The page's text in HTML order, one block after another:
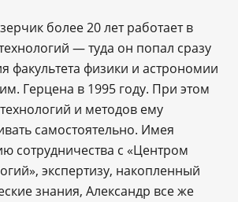
более 20 лет работает в
— туда он попал сразу
факультета физики и астрономии
Герцена в 1995 году. При этом
и методов ему
самостоятельно. Имея
сотрудничества с «Центром
экспертизу, накопленный
знания, Александр все же